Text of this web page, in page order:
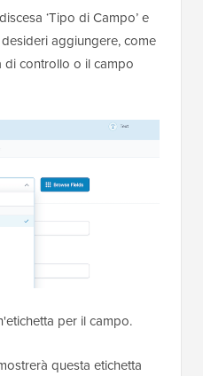
‘Tipo di Campo’ e
aggiungere, come
di controllo o il campo
per il campo.
questa etichetta